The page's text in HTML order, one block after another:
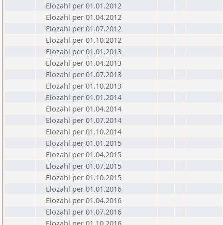
Elozahl per 01.01.2012
Elozahl per 01.04.2012
Elozahl per 01.07.2012
Elozahl per 01.10.2012
Elozahl per 01.01.2013
Elozahl per 01.04.2013
Elozahl per 01.07.2013
Elozahl per 01.10.2013
Elozahl per 01.01.2014
Elozahl per 01.04.2014
Elozahl per 01.07.2014
Elozahl per 01.10.2014
Elozahl per 01.01.2015
Elozahl per 01.04.2015
Elozahl per 01.07.2015
Elozahl per 01.10.2015
Elozahl per 01.01.2016
Elozahl per 01.04.2016
Elozahl per 01.07.2016
Elozahl per 01.10.2016